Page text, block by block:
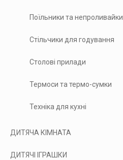
Поїльники та непроливайки
Стільчики для годування
Столові прилади
Термоси та термо-сумки
Техніка для кухні
ДИТЯЧА КІМНАТА
ДИТЯЧІ ІГРАШКИ